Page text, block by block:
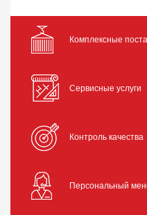
Комплексные
Сервисные услуги
Контроль качества
Персональный